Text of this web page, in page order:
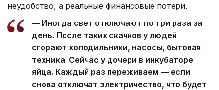
неудобство, а реальные финансовые потери.
— Иногда свет отключают по три раза за
день. После таких скачков у людей
сгорают холодильники, насосы, бытовая
техника. Сейчас у дочери в инкубаторе
яйца. Каждый раз переживаем — если
снова отключат электричество, что будет